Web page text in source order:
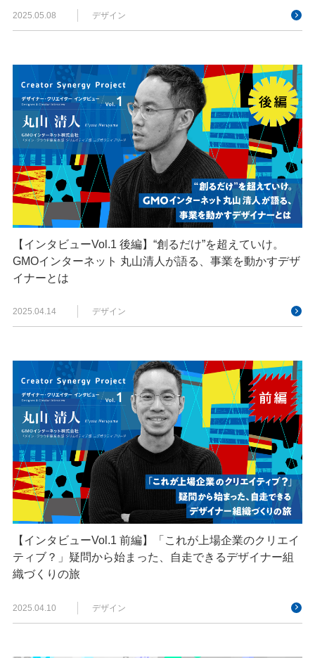
2025.05.08 デザイン
【インタビューVol.1 後編】“創るだけ”を超えていけ。
GMOインターネット 丸山清人が語る、事業を動かすデザ
イナーとは
2025.04.14 デザイン
【インタビューVol.1 前編】「これが上場企業のクリエイ
ティブ？」疑問から始まった、自走できるデザイナー組
織づくりの旅
2025.04.10 デザイン